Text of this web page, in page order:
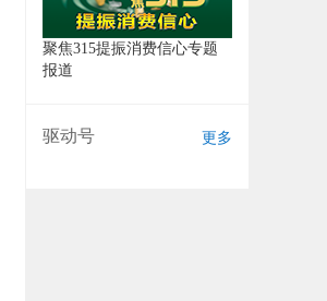
聚焦315提振消费信心专题
报道
驱动号 更多